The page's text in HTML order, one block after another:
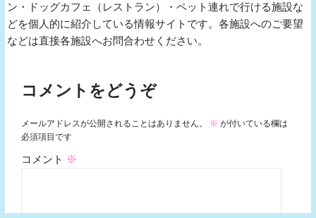
ン・ドッグカフェ（レストラン）・ペット連れで行ける施設な
どを個人的に紹介している情報サイトです。各施設へのご要望
などは直接各施設へお問合わせください。
コメントをどうぞ
メールアドレスが公開されることはありません。 ※ が付いている欄は
必須項目です
コメント ※